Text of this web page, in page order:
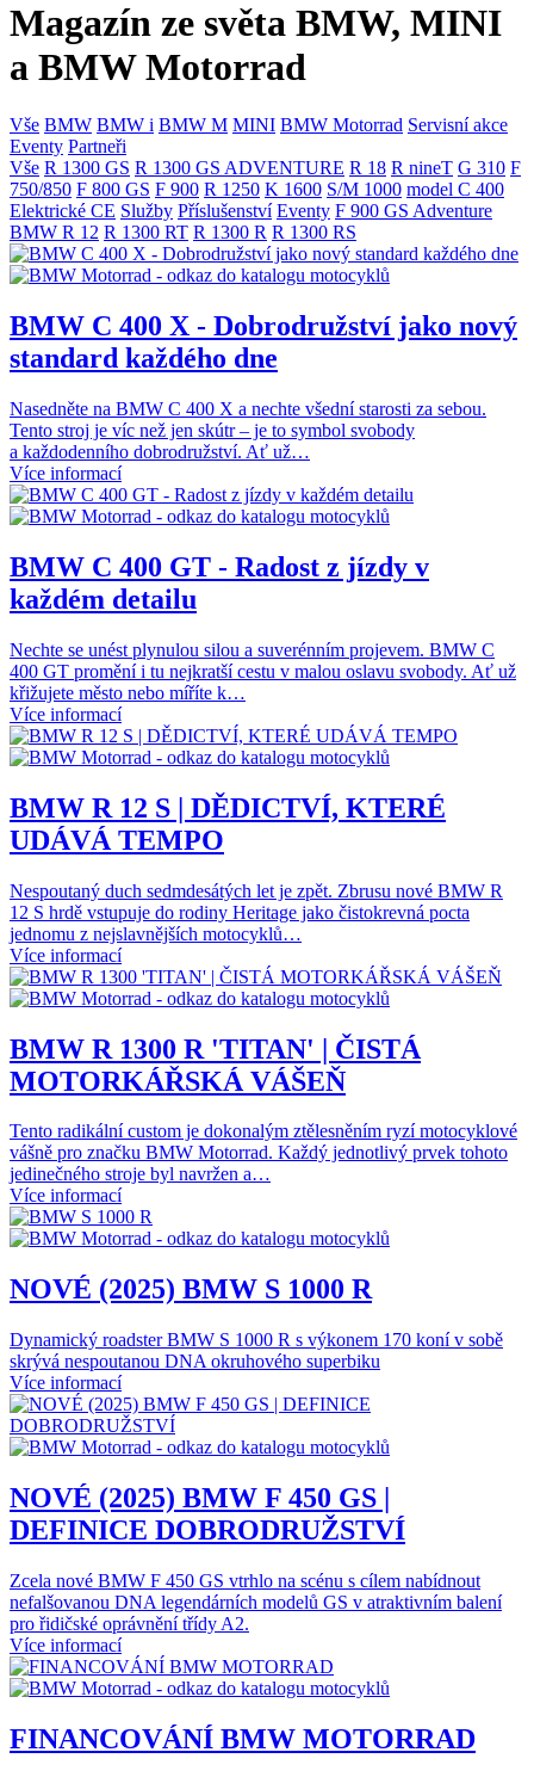
Magazín ze světa BMW, MINI
a BMW Motorrad
Vše BMW BMW i BMW M MINI BMW Motorrad Servisní akce
Eventy Partneři
Vše R 1300 GS R 1300 GS ADVENTURE R 18 R nineT G 310 F
750/850 F 800 GS F 900 R 1250 K 1600 S/M 1000 model C 400
Elektrické CE Služby Příslušenství Eventy F 900 GS Adventure
BMW R 12 R 1300 RT R 1300 R R 1300 RS
BMW C 400 X - Dobrodružství jako nový
standard každého dne
Nasedněte na BMW C 400 X a nechte všední starosti za sebou.
Tento stroj je víc než jen skútr – je to symbol svobody
a každodenního dobrodružství. Ať už…
Více informací
BMW C 400 GT - Radost z jízdy v
každém detailu
Nechte se unést plynulou silou a suverénním projevem. BMW C
400 GT promění i tu nejkratší cestu v malou oslavu svobody. Ať už
křižujete město nebo míříte k…
Více informací
BMW R 12 S | DĚDICTVÍ, KTERÉ
UDÁVÁ TEMPO
Nespoutaný duch sedmdesátých let je zpět. Zbrusu nové BMW R
12 S hrdě vstupuje do rodiny Heritage jako čistokrevná pocta
jednomu z nejslavnějších motocyklů…
Více informací
BMW R 1300 R 'TITAN' | ČISTÁ
MOTORKÁŘSKÁ VÁŠEŇ
Tento radikální custom je dokonalým ztělesněním ryzí motocyklové
vášně pro značku BMW Motorrad. Každý jednotlivý prvek tohoto
jedinečného stroje byl navržen a…
Více informací
NOVÉ (2025) BMW S 1000 R
Dynamický roadster BMW S 1000 R s výkonem 170 koní v sobě
skrývá nespoutanou DNA okruhového superbiku
Více informací
NOVÉ (2025) BMW F 450 GS |
DEFINICE DOBRODRUŽSTVÍ
Zcela nové BMW F 450 GS vtrhlo na scénu s cílem nabídnout
nefalšovanou DNA legendárních modelů GS v atraktivním balení
pro řidičské oprávnění třídy A2.
Více informací
FINANCOVÁNÍ BMW MOTORRAD